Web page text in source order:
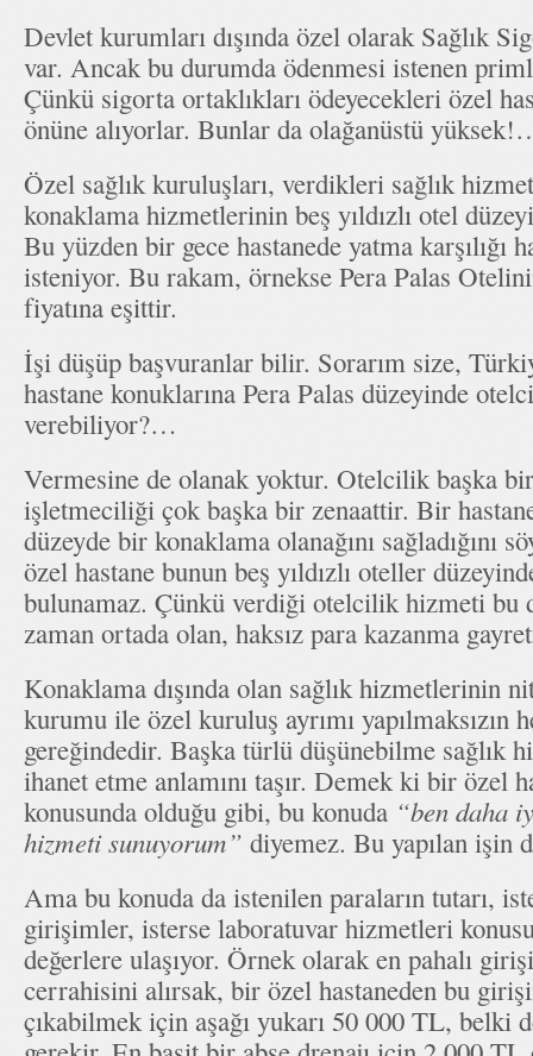
Devlet kurumları dışında özel olarak Sağlık
var. Ancak bu durumda ödenmesi istenen
Çünkü sigorta ortaklıkları ödeyecekleri özel
önüne alıyorlar. Bunlar da olağanüstü
Özel sağlık kuruluşları, verdikleri sağlık
konaklama hizmetlerinin beş yıldızlı otel
Bu yüzden bir gece hastanede yatma karşılığı
isteniyor. Bu rakam, örnekse Pera Palas
fiyatına eşittir.
İşi düşüp başvuranlar bilir. Sorarım size,
hastane konuklarına Pera Palas düzeyinde
verebiliyor?…
Vermesine de olanak yoktur. Otelcilik başka
işletmeciliği çok başka bir zenaattir. Bir
düzeyde bir konaklama olanağını sağladığını
özel hastane bunun beş yıldızlı oteller
bulunamaz. Çünkü verdiği otelcilik hizmeti bu
zaman ortada olan, haksız para kazanma
Konaklama dışında olan sağlık hizmetlerinin
kurumu ile özel kuruluş ayrımı yapılmaksızın
gereğindedir. Başka türlü düşünebilme sağlık
ihanet etme anlamını taşır. Demek ki bir özel
konusunda olduğu gibi, bu konuda “ben daha
hizmeti sunuyorum” diyemez. Bu yapılan işin
Ama bu konuda da istenilen paraların tutarı,
girişimler, isterse laboratuvar hizmetleri
değerlere ulaşıyor. Örnek olarak en pahalı
cerrahisini alırsak, bir özel hastaneden bu
çıkabilmek için aşağı yukarı 50 000 TL, belki